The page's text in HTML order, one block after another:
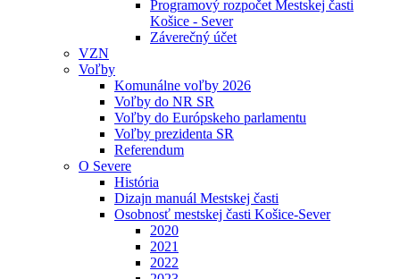
Programový rozpočet Mestskej časti
Košice - Sever
Záverečný účet
VZN
Voľby
Komunálne voľby 2026
Voľby do NR SR
Voľby do Európskeho parlamentu
Voľby prezidenta SR
Referendum
O Severe
História
Dizajn manuál Mestskej časti
Osobnosť mestskej časti Košice-Sever
2020
2021
2022